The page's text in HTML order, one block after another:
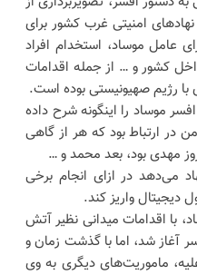
امنیتی غرب کشور برای
موساد، استخدام افراد
داخل کشور و … از جمله اقدامات
با رژیم صهیونیستی بوده است.
موساد را اینگونه شرح داده
در ارتباط بود که هر از گاهی
مهدی بود، بعد محمد و …
می‌دهد در ازای انجام برخی
دیجیتال واریز کند.
با اقدامات میدانی نظیر آتش
آغاز شد، اما با گذشت زمان و
ماموریت‌های دیگری به وی